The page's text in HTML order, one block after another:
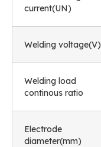
current(UN)
Welding voltage(V)
Welding load
continous ratio
Electrode
diameter(mm)